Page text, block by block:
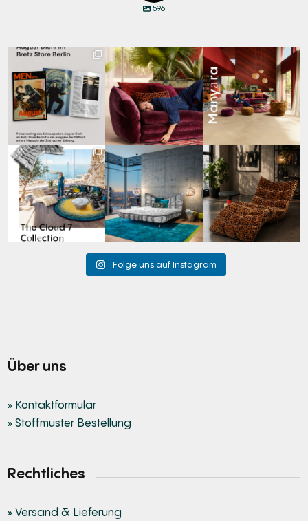
596
Zwischen Charakter
und Design:
Schauspieler August...
42 7
Den Kopf anlehnen. Die
Gedanken auf Reisen...
69 2
Manyara. Inspiriert von
der Weite Afrikas....
59 2
Für jeden Lieblingsplatz
die passende Cloud.
☁️...
63 1
Cloud 7 – nicht nur zum
Sitzen, sondern auch
zum...
151 3
A bold statement. A
quiet retreat.
Mit unserem...
205 4
Folge uns auf Instagram
Über uns
» Kontaktformular
» Stoffmuster Bestellung
Rechtliches
» Versand & Lieferung